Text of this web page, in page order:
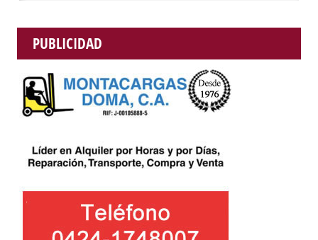
PUBLICIDAD